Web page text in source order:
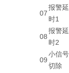
07
报警延
时1
08
报警延
时2
09
小信号
切除